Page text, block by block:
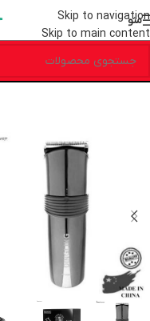
Skip to navigation
Skip to main content
منو